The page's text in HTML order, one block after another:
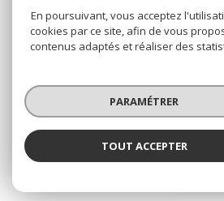
Le
Nos honoraires
Nos partenaires
Admin
Politique
Réalisé par :
En poursuivant, vous acceptez
cookies par ce site, afin de vous
contenus adaptés et réaliser des
PARAMÉTRER
TOUT ACCEPTER